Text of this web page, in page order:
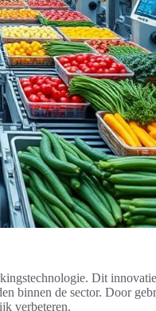
Dit
binnen de sector. Door
verbeteren.